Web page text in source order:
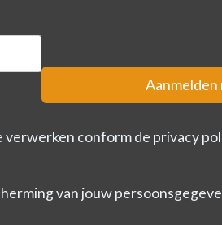
conform de privacy
van jouw